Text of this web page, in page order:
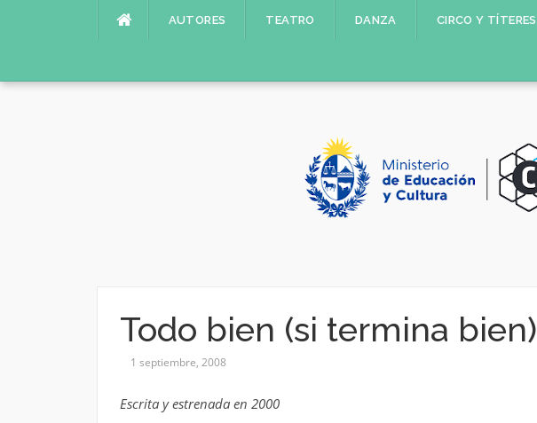
AUTORES TEATRO DANZA CIRCO Y TÍTERES
Todo bien (si termina bien)
1 septiembre, 2008
Escrita y estrenada en 2000